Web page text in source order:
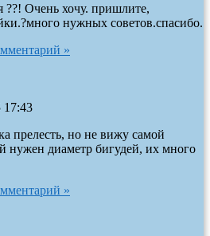
??! Очень хочу. пришлите,
нужных советов.спасибо.
»
17:43
прелесть, но не вижу самой
нужен диаметр бигудей, их много
»